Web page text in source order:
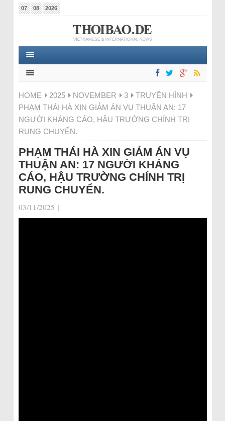
07 08 2026
HOME 2025 NOVEMBER 3
TRUYỀN HÌNH
PHẠM THÁI HÀ XIN GIẢM ÁN VỤ THUẬN AN: 17
NGƯỜI KHÁNG CÁO, HẬU TRƯỜNG CHÍNH TRỊ
RUNG CHUYỂN.
PHẠM THÁI HÀ XIN GIẢM ÁN VỤ
THUẬN AN: 17 NGƯỜI KHÁNG
CÁO, HẬU TRƯỜNG CHÍNH TRỊ
RUNG CHUYỂN.
03/11/2025 |